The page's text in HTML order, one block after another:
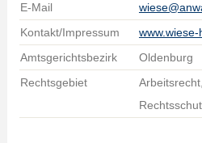
E-Mail
Kontakt/Impressum
Amtsgerichtsbezirk
Oldenburg
Rechtsgebiet